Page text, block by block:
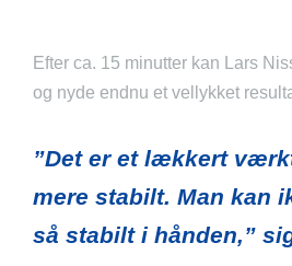
Efter ca. 15 minutter kan Lars
og nyde endnu et vellykket
”Det er et lækkert
mere stabilt. Man kan
så stabilt i hånden,”